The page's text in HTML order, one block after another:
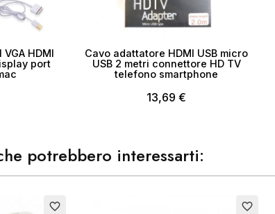
HDMI
port
Cavo adattatore HDMI USB micro
USB 2 metri connettore HD TV
telefono smartphone
13,69 €
potrebbero interessarti:
favorite_border favorite_border